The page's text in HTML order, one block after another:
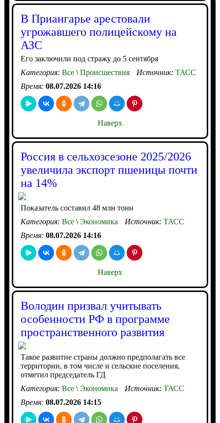
В Приангарье арестовали
угрожавшего полицейскому на
АЗС
Его заключили под стражу до 5 сентября
Категория: Все\Происшествия Источник: ТАСС
Время: 08.07.2026 14:16
Наверх
Россия в сельхозсезоне 2025/2026
увеличила экспорт пшеницы почти
на 14%
Показатель составил 48 млн тонн
Категория: Все\Экономика Источник: ТАСС
Время: 08.07.2026 14:16
Наверх
Володин призвал учитывать
особенности РФ в программе
пространственного развития
Такое развитие страны должно предполагать все
территории, в том числе и сельские поселения,
отметил председатель ГД
Категория: Все\Экономика Источник: ТАСС
Время: 08.07.2026 14:15